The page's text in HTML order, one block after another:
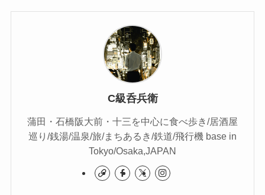
C級呑兵衛
蒲田・石橋阪大前・十三を中心に食べ歩き/居酒屋
巡り/銭湯/温泉/旅/まちあるき/鉄道/飛行機 base in
Tokyo/Osaka,JAPAN